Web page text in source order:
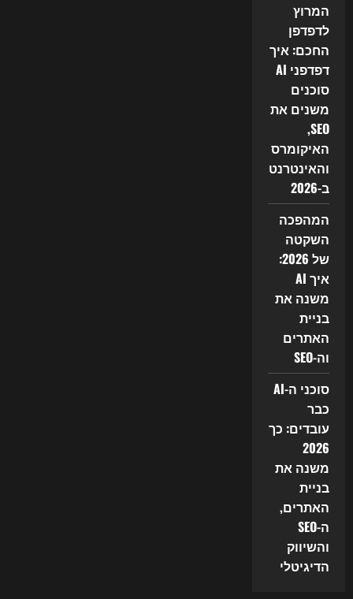
המרוץ
לדפדפן
החכם: איך
דפדפני AI
סוכנים
משנים את
SEO,
האיקומרס
והאינטרנט
ב-2026
המהפכה
השקטה
של 2026:
איך AI
משנה את
בניית
האתרים
וה-SEO
סוכני ה-AI
כבר
עובדים: כך
2026
משנה את
בניית
האתרים,
ה-SEO
והשיווק
הדיגיטלי